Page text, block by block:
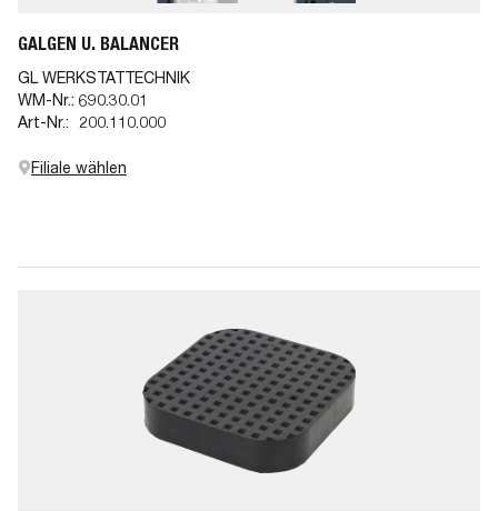
GALGEN U. BALANCER
GL WERKSTATTECHNIK
WM-Nr.: 690.30.01
Art-Nr.:
200.110.000
Filiale wählen